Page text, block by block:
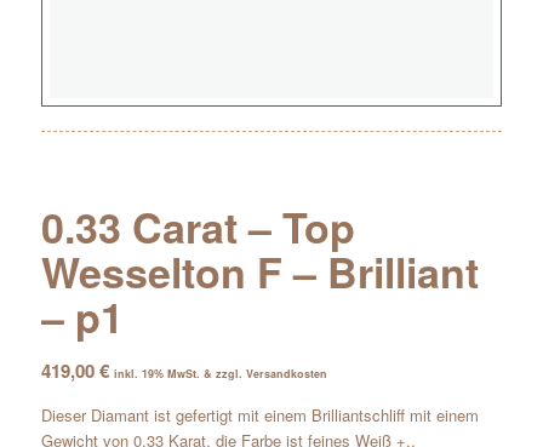
0.33 Carat – Top
Wesselton F – Brilliant
– p1
419,00€ inkl. 19% MwSt. & zzgl. Versandkosten
Dieser Diamant ist gefertigt mit einem Brilliantschliff mit einem
Gewicht von 0.33 Karat, die Farbe ist feines Weiß +,.